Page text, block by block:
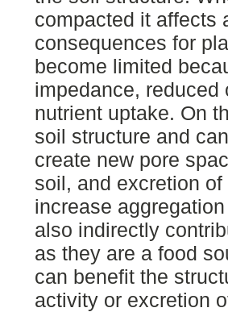
compacted it affects
consequences for
become limited
impedance,
nutrient uptake. On
soil structure and
create new pore
soil, and excretion
increase
also indirectly
as they are a food
can benefit the
activity or excretion